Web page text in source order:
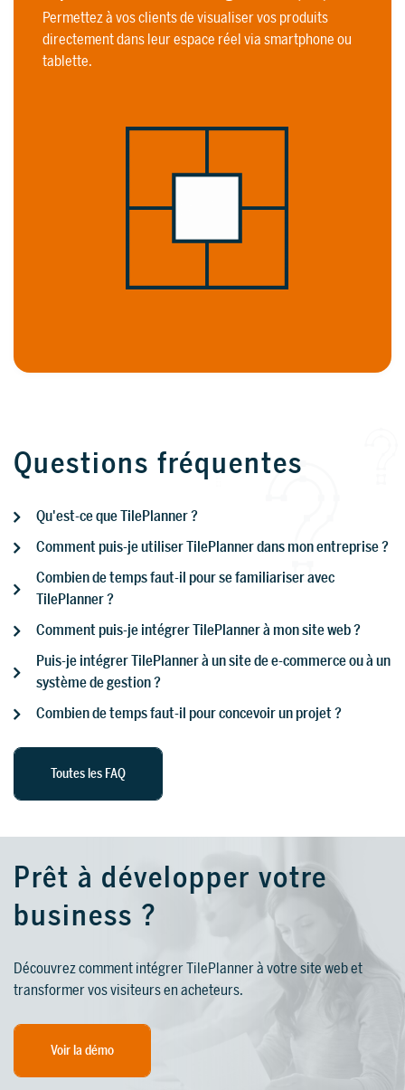
Permettez à vos clients de visualiser vos produits
directement dans leur espace réel via smartphone ou
tablette.
Questions fréquentes
Qu'est-ce que TilePlanner ?
Comment puis-je utiliser TilePlanner dans mon entreprise ?
Combien de temps faut-il pour se familiariser avec
TilePlanner ?
Comment puis-je intégrer TilePlanner à mon site web ?
Puis-je intégrer TilePlanner à un site de e-commerce ou à un
système de gestion ?
Combien de temps faut-il pour concevoir un projet ?
Toutes les FAQ
Prêt à développer votre
business ?
Découvrez comment intégrer TilePlanner à votre site web et
transformer vos visiteurs en acheteurs.
Voir la démo